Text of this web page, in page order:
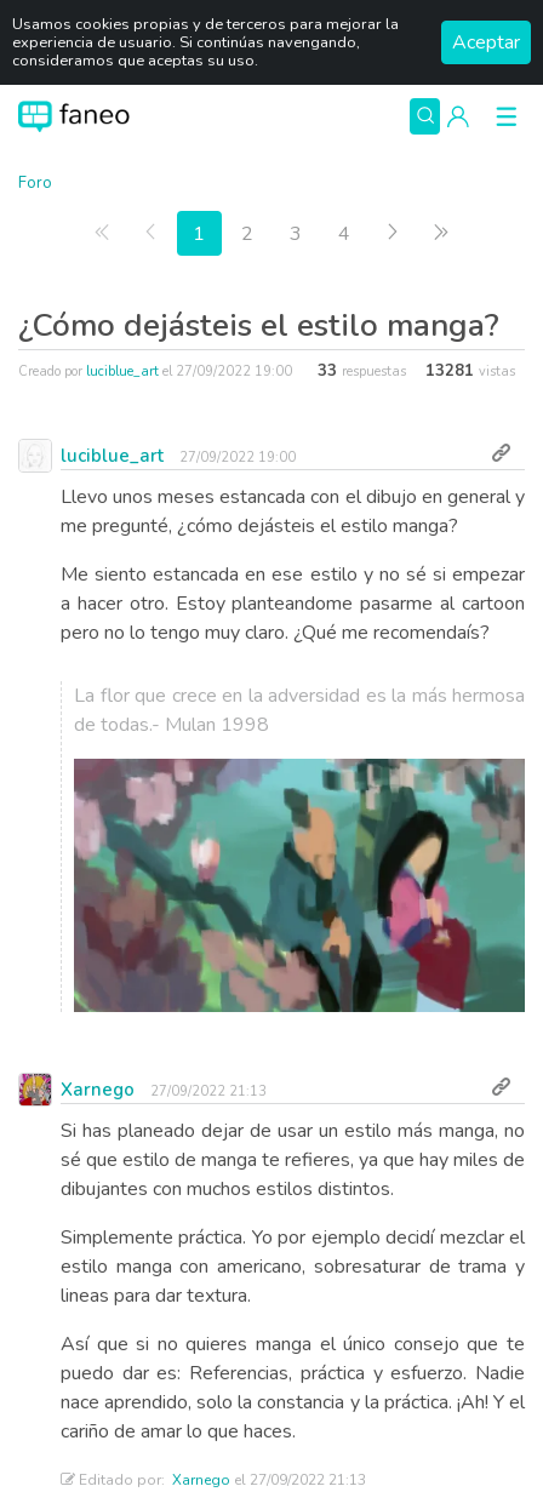
Usamos cookies propias y de terceros para mejorar la
experiencia de usuario. Si continúas navengando,
consideramos que aceptas su uso.
Aceptar
Foro
Primera página
Anterior
1 2 3 4 Siguiente
¿Cómo dejásteis el estilo manga?
Creado por luciblue_art el 27/09/2022 19:00 33 respuestas 13281 vistas
luciblue_art 27/09/2022 19:00
Llevo unos meses estancada con el dibujo en general y
me pregunté, ¿cómo dejásteis el estilo manga?
Me siento estancada en ese estilo y no sé si empezar
a hacer otro. Estoy planteandome pasarme al cartoon
pero no lo tengo muy claro. ¿Qué me recomendaís?
La flor que crece en la adversidad es la más hermosa
de todas.- Mulan 1998
Xarnego 27/09/2022 21:13
Si has planeado dejar de usar un estilo más manga, no
sé que estilo de manga te refieres, ya que hay miles de
dibujantes con muchos estilos distintos.
Simplemente práctica. Yo por ejemplo decidí mezclar el
estilo manga con americano, sobresaturar de trama y
lineas para dar textura.
Así que si no quieres manga el único consejo que te
puedo dar es: Referencias, práctica y esfuerzo. Nadie
nace aprendido, solo la constancia y la práctica. ¡Ah! Y el
cariño de amar lo que haces.
Editado por: Xarnego el 27/09/2022 21:13